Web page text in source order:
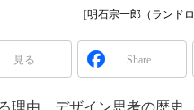
スマート工場EXPO
日本ものづくりワールド
車載ソフト開発
3Dプリンタ
[明石宗一郎（ランドロ
見る Share
理由、デザイン思考の歴史